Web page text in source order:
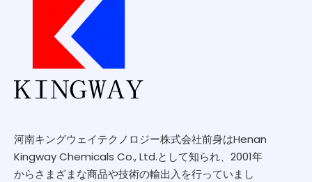
河南キングウェイテクノロジー株式会社前身はHenan
Kingway Chemicals Co., Ltd.として知られ、2001年
からさまざまな商品や技術の輸出入を行っていまし